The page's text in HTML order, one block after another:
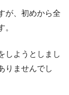
が、初めから全
。
しようとしまし
りませんでし